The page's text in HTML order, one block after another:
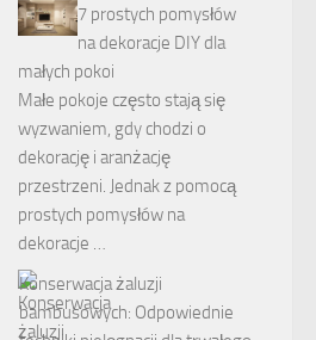
7 prostych pomysłów
na dekoracje DIY dla
małych pokoi
Małe pokoje często stają się
wyzwaniem, gdy chodzi o
dekorację i aranżację
przestrzeni. Jednak z pomocą
prostych pomysłów na
dekoracje …
Konserwacja żaluzji
bambusowych: Odpowiednie